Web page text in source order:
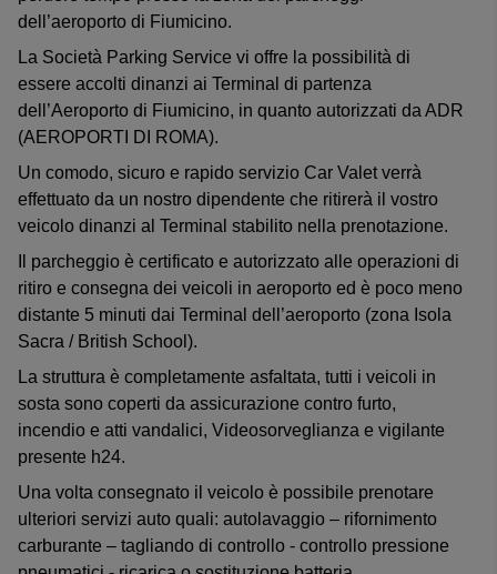
dell’aeroporto di Fiumicino.
La Società Parking Service vi offre la possibilità di
essere accolti dinanzi ai Terminal di partenza
dell’Aeroporto di Fiumicino, in quanto autorizzati da ADR
(AEROPORTI DI ROMA).
Un comodo, sicuro e rapido servizio Car Valet verrà
effettuato da un nostro dipendente che ritirerà il vostro
veicolo dinanzi al Terminal stabilito nella prenotazione.
Il parcheggio è certificato e autorizzato alle operazioni di
ritiro e consegna dei veicoli in aeroporto ed è poco meno
distante 5 minuti dai Terminal dell’aeroporto (zona Isola
Sacra / British School).
La struttura è completamente asfaltata, tutti i veicoli in
sosta sono coperti da assicurazione contro furto,
incendio e atti vandalici, Videosorveglianza e vigilante
presente h24.
Una volta consegnato il veicolo è possibile prenotare
ulteriori servizi auto quali: autolavaggio – rifornimento
carburante – tagliando di controllo - controllo pressione